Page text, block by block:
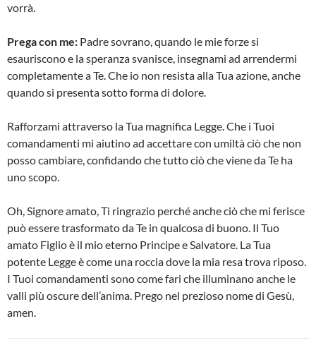
vorrà.
Prega con me: Padre sovrano, quando le mie forze si
esauriscono e la speranza svanisce, insegnami ad arrendermi
completamente a Te. Che io non resista alla Tua azione, anche
quando si presenta sotto forma di dolore.
Rafforzami attraverso la Tua magnifica Legge. Che i Tuoi
comandamenti mi aiutino ad accettare con umiltà ciò che non
posso cambiare, confidando che tutto ciò che viene da Te ha
uno scopo.
Oh, Signore amato, Ti ringrazio perché anche ciò che mi ferisce
può essere trasformato da Te in qualcosa di buono. Il Tuo
amato Figlio è il mio eterno Principe e Salvatore. La Tua
potente Legge è come una roccia dove la mia resa trova riposo.
I Tuoi comandamenti sono come fari che illuminano anche le
valli più oscure dell’anima. Prego nel prezioso nome di Gesù,
amen.